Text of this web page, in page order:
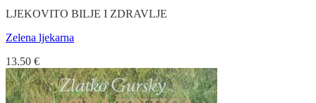
LJEKOVITO BILJE I ZDRAVLJE
Zelena ljekarna
13.50 €